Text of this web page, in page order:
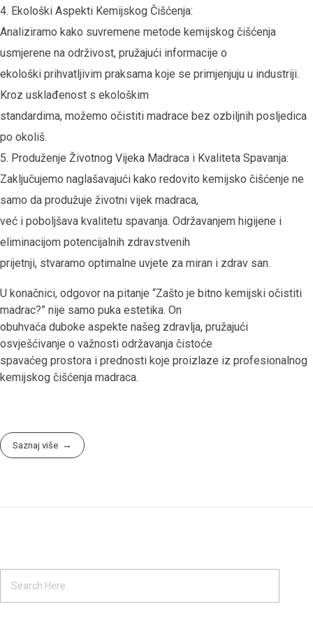
Ekološki Aspekti Kemijskog Čišćenja:
Analiziramo kako suvremene metode kemijskog čišćenja
usmjerene na održivost, pružajući informacije o
ekološki prihvatljivim praksama koje se primjenjuju u industriji.
Kroz usklađenost s ekološkim
standardima, možemo očistiti madrace bez ozbiljnih posljedica
po okoliš.
Produženje Životnog Vijeka Madraca i Kvaliteta Spavanja:
Zaključujemo naglašavajući kako redovito kemijsko čišćenje ne
samo da produžuje životni vijek madraca,
već i poboljšava kvalitetu spavanja. Održavanjem higijene i
eliminacijom potencijalnih zdravstvenih
prijetnji, stvaramo optimalne uvjete za miran i zdrav san.
U konačnici, odgovor na pitanje “Zašto je bitno kemijski očistiti
madrac?” nije samo puka estetika. On
obuhvaća duboke aspekte našeg zdravlja, pružajući
osvješćivanje o važnosti održavanja čistoće
spavaćeg prostora i prednosti koje proizlaze iz profesionalnog
kemijskog čišćenja madraca.
Saznaj više